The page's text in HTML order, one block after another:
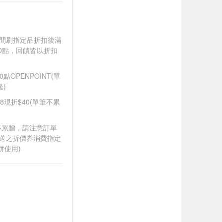
刷指定品折扣後滿
，回饋皆以折扣
點OPENPOINT(單
)
現折$40(單筆不累
贈，請注意訂單
之折價券消費指定
使用)